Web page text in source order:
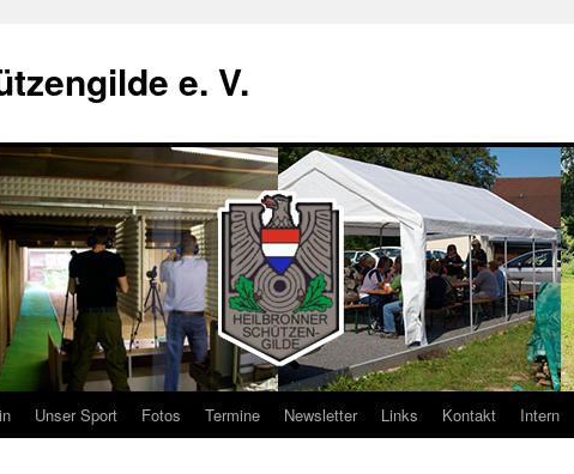
e. V.
Unser Sport Fotos Termine Newsletter Links Kontakt Intern